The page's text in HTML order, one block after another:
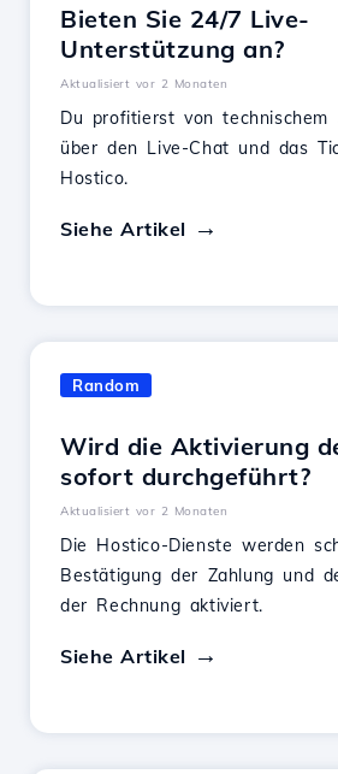
Bieten Sie 24/7 Live-
Unterstützung an?
Aktualisiert vor 2 Monaten
Du profitierst von technischem
über den Live-Chat und das
Hostico.
Siehe Artikel
Random
Wird die Aktivierung
sofort durchgeführt?
Aktualisiert vor 2 Monaten
Die Hostico-Dienste werden
Bestätigung der Zahlung und
der Rechnung aktiviert.
Siehe Artikel